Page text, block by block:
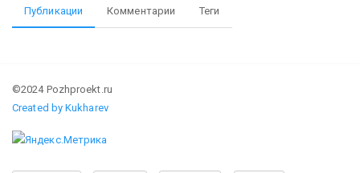
Публикации Комментарии Теги
©2024 Pozhproekt.ru
Created by Kukharev